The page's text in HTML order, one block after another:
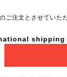
ご注文とさせていた
shipping